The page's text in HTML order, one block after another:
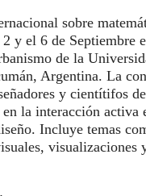
sobre
y el 6 de Septiembre
de la
Argentina. La
y cientítifos
en la interacción activa
Incluye temas
visualizaciones